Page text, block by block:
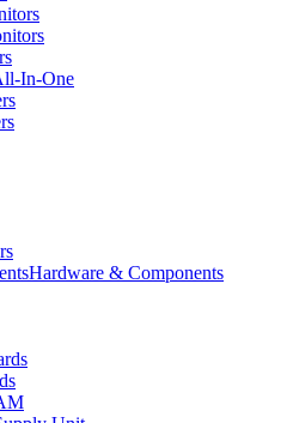
In-One
Hardware & Components